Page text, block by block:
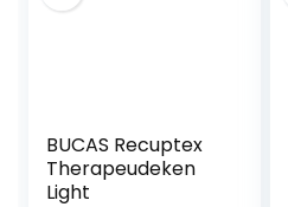
BUCAS Recuptex
Therapeudeken
Light